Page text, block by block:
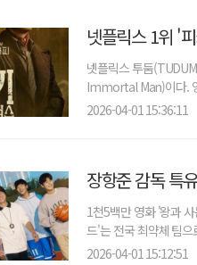
넷플릭스 1위 '
넷플릭스 투둠
Immortal Man)이다.
2026-04-01 15:36:11
장항준 감독 특
1천5백만 영화 '왕과
드'는 전국 최약체 팀
2026-04-01 15:12:51